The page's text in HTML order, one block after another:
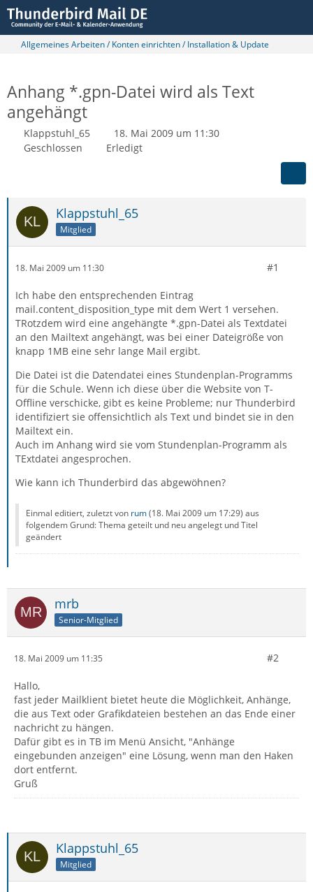
Allgemeines Arbeiten / Konten einrichten / Installation & Update
Anhang *.gpn-Datei wird als Text
angehängt
Klappstuhl_65
18. Mai 2009 um 11:30
Geschlossen
Erledigt
Klappstuhl_65
Mitglied
18. Mai 2009 um 11:30 #1
Ich habe den entsprechenden Eintrag
mail.content_disposition_type mit dem Wert 1 versehen.
TRotzdem wird eine angehängte *.gpn-Datei als Textdatei
an den Mailtext angehängt, was bei einer Dateigröße von
knapp 1MB eine sehr lange Mail ergibt.
Die Datei ist die Datendatei eines Stundenplan-Programms
für die Schule. Wenn ich diese über die Website von T-
Offline verschicke, gibt es keine Probleme; nur Thunderbird
identifiziert sie offensichtlich als Text und bindet sie in den
Mailtext ein.
Auch im Anhang wird sie vom Stundenplan-Programm als
TExtdatei angesprochen.
Wie kann ich Thunderbird das abgewöhnen?
Einmal editiert, zuletzt von rum(18. Mai 2009 um 17:29) aus
folgendem Grund: Thema geteilt und neu angelegt und Titel
geändert
mrb
Senior-Mitglied
18. Mai 2009 um 11:35 #2
Hallo,
fast jeder Mailklient bietet heute die Möglichkeit, Anhänge,
die aus Text oder Grafikdateien bestehen an das Ende einer
nachricht zu hängen.
Dafür gibt es in TB im Menü Ansicht, "Anhänge
eingebunden anzeigen" eine Lösung, wenn man den Haken
dort entfernt.
Gruß
Klappstuhl_65
Mitglied